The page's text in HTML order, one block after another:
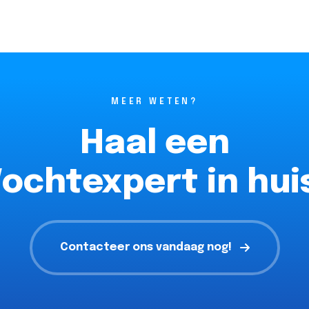
MEER WETEN?
Haal een
in
Contacteer ons vandaag nog!